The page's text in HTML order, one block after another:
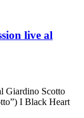
live al
Giardino Scotto
I Black Heart